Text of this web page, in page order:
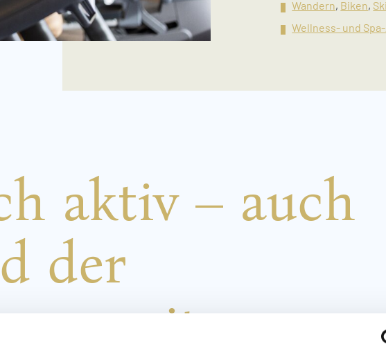
Wandern, Biken,
Wellness- und
aktiv – auch
der